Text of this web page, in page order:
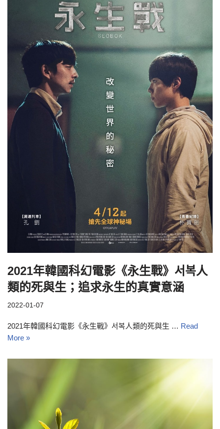
2021年韓國科幻電影《永生戰》서복人
類的死與生；追求永生的真實意涵
2022-01-07
2021年韓國科幻電影《永生戰》서복人類的死與生 … Read
More »